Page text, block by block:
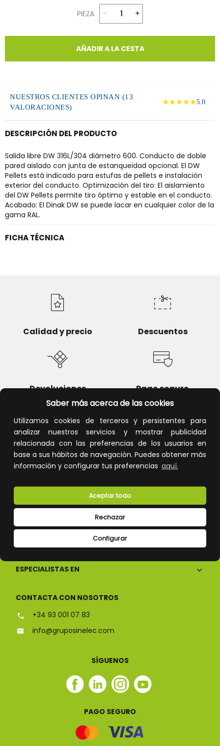
Saber más acerca de las cookies
Utilizamos cookies de terceros y persistentes para
analizar nuestros servicios y mostrar publicidad
relacionada con las preferencias de los usuarios en
base a sus hábitos de navegación. Puedes obtener más
información y configurar tus preferencias aquí.
Configurar
Rechazar
Aceptar todo
PIEZA
AÑADIR A LA CESTA
NUESTROS CLIENTES OPINAN (13
VALORACIONES)
★★★★★5.0
DESCRIPCIÓN DEL PRODUCTO
Salida libre DW 316L/304 diámetro 600. Conducto de doble
pared aislado con junta de estanqueidad opcional. El DW
Pellets está indicado para estufas de pellets e instalación
exterior del conducto. Optimización del tiro: El aislamiento
del DW Pellets permite tiro óptimo y estable en el conducto.
Acabado: El Dinak DW se puede lacar en cualquier color de la
gama RAL.
FICHA TÉCNICA
Calidad y precio Descuentos
Devoluciones Pago seguro
Atención al cliente
ESPECIALISTAS EN
CONTACTA CON NOSOTROS
+34 93 001 07 83
info@gruposinelec.com
SÍGUENOS
Facebook
Linkedin
Instagram
Youtube
PAGO SEGURO